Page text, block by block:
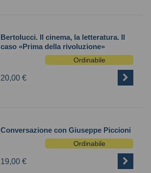
Bertolucci. Il cinema, la letteratura. Il
caso «Prima della rivoluzione»
Ordinabile
20,00 €
Conversazione con Giuseppe Piccioni
Ordinabile
19,00 €